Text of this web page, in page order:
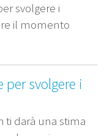
svolgere i
il momento
svolgere i
ti darà una stima